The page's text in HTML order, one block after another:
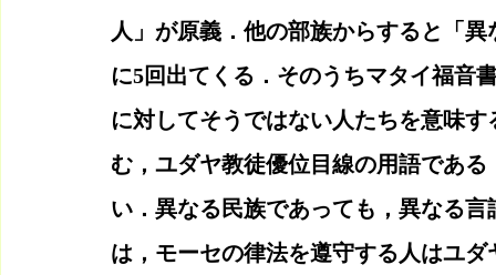
人」が原義．他の部族からすると「
に5回出てくる．そのうちマタイ福音
に対してそうではない人たちを意味
む，ユダヤ教徒優位目線の用語であ
い．異なる民族であっても，異なる
は，モーセの律法を遵守する人はユ